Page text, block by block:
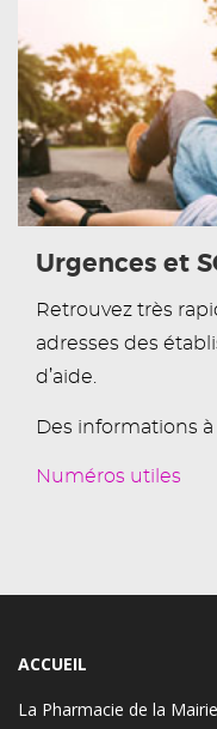
Urgences et
Retrouvez très
adresses des
d’aide.
Des informations à
Numéros utiles
ACCUEIL
La Pharmacie de la